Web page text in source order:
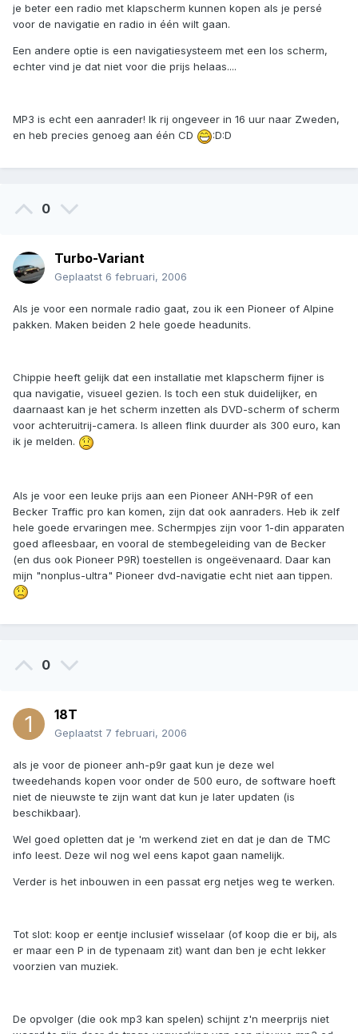
je beter een radio met klapscherm kunnen kopen als je persé
voor de navigatie en radio in één wilt gaan.
Een andere optie is een navigatiesysteem met een los scherm,
echter vind je dat niet voor die prijs helaas....
MP3 is echt een aanrader! Ik rij ongeveer in 16 uur naar Zweden,
en heb precies genoeg aan één CD
:D:D
0
Turbo-Variant
Geplaatst 6 februari, 2006
Als je voor een normale radio gaat, zou ik een Pioneer of Alpine
pakken. Maken beiden 2 hele goede headunits.
Chippie heeft gelijk dat een installatie met klapscherm fijner is
qua navigatie, visueel gezien. Is toch een stuk duidelijker, en
daarnaast kan je het scherm inzetten als DVD-scherm of scherm
voor achteruitrij-camera. Is alleen flink duurder als 300 euro, kan
ik je melden.
Als je voor een leuke prijs aan een Pioneer ANH-P9R of een
Becker Traffic pro kan komen, zijn dat ook aanraders. Heb ik zelf
hele goede ervaringen mee. Schermpjes zijn voor 1-din apparaten
goed afleesbaar, en vooral de stembegeleiding van de Becker
(en dus ook Pioneer P9R) toestellen is ongeëvenaard. Daar kan
mijn "nonplus-ultra" Pioneer dvd-navigatie echt niet aan tippen.
0
18T
Geplaatst 7 februari, 2006
als je voor de pioneer anh-p9r gaat kun je deze wel
tweedehands kopen voor onder de 500 euro, de software hoeft
niet de nieuwste te zijn want dat kun je later updaten (is
beschikbaar).
Wel goed opletten dat je 'm werkend ziet en dat je dan de TMC
info leest. Deze wil nog wel eens kapot gaan namelijk.
Verder is het inbouwen in een passat erg netjes weg te werken.
Tot slot: koop er eentje inclusief wisselaar (of koop die er bij, als
er maar een P in de typenaam zit) want dan ben je echt lekker
voorzien van muziek.
De opvolger (die ook mp3 kan spelen) schijnt z'n meerprijs niet